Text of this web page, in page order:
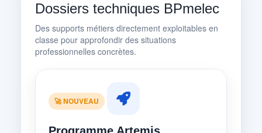
Dossiers techniques BPmelec
Des supports métiers directement exploitables en
classe pour approfondir des situations
professionnelles concrètes.
🚀 NOUVEAU